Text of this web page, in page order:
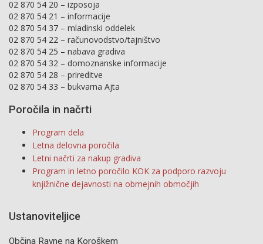
02 870 54 20 – izposoja
02 870 54 21 – informacije
02 870 54 37 – mladinski oddelek
02 870 54 22 – računovodstvo/tajništvo
02 870 54 25 – nabava gradiva
02 870 54 32 – domoznanske informacije
02 870 54 28 – prireditve
02 870 54 33 – bukvarna Ajta
Poročila in načrti
Program dela
Letna delovna poročila
Letni načrti za nakup gradiva
Program in letno poročilo KOK za podporo razvoju
knjižnične dejavnosti na obmejnih območjih
Ustanoviteljice
Občina Ravne na Koroškem